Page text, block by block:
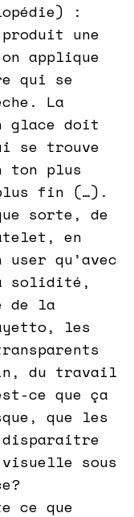
:
une
applique
qui se
La
glace doit
se trouve
ton plus
fin (…).
sorte, de
en
user qu’avec
solidité,
de la
les
du travail
ce que ça
que les
visuelle sous
ce que